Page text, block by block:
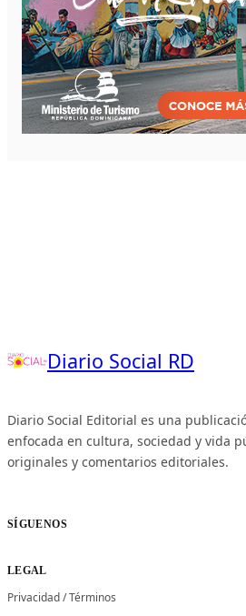
Diario Social RD
Diario Social Editorial es una
enfocada en cultura, sociedad y vida
originales y comentarios editoriales.
SÍGUENOS
LEGAL
Privacidad/Términos